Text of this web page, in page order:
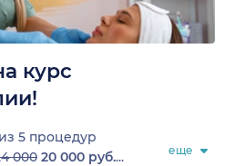
курс
5 процедур
000 20 000 руб.... еще